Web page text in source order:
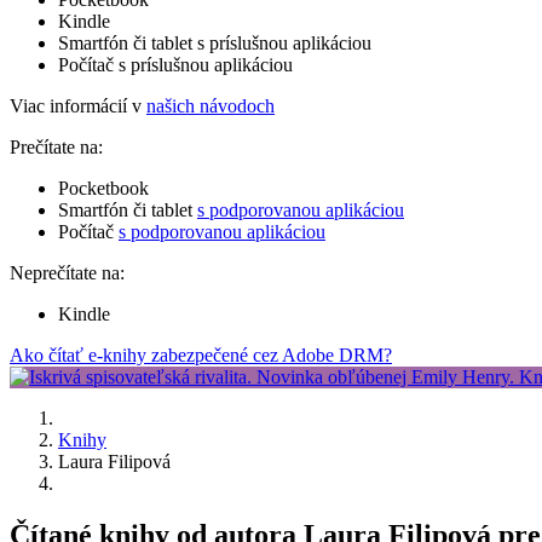
Kindle
Smartfón či tablet s príslušnou aplikáciou
Počítač s príslušnou aplikáciou
Viac informácií v našich návodoch
Prečítate na:
Pocketbook
Smartfón či tablet s podporovanou aplikáciou
Počítač s podporovanou aplikáciou
Neprečítate na:
Kindle
Ako čítať e-knihy zabezpečené cez Adobe DRM?
Knihy
Laura Filipová
Čítané knihy od autora Laura Filipová